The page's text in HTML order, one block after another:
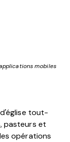
mobiles
tout-
pasteurs et
opérations